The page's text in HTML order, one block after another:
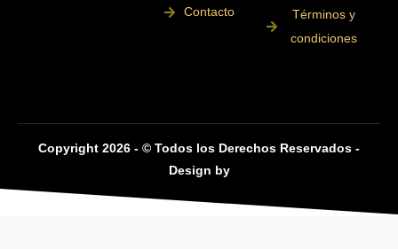
Contacto
Términos y
condiciones
Copyright 2026 - © Todos los Derechos Reservados -
Design by